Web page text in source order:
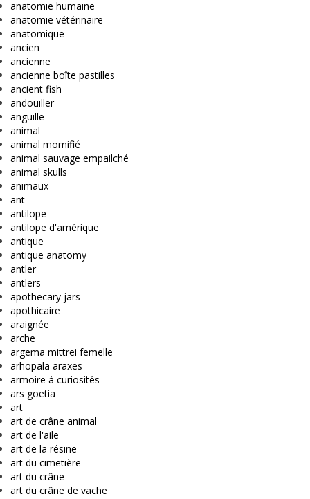
anatomie humaine
anatomie vétérinaire
anatomique
ancien
ancienne
ancienne boîte pastilles
ancient fish
andouiller
anguille
animal
animal momifié
animal sauvage empailché
animal skulls
animaux
ant
antilope
antilope d'amérique
antique
antique anatomy
antler
antlers
apothecary jars
apothicaire
araignée
arche
argema mittrei femelle
arhopala araxes
armoire à curiosités
ars goetia
art
art de crâne animal
art de l'aile
art de la résine
art du cimetière
art du crâne
art du crâne de vache